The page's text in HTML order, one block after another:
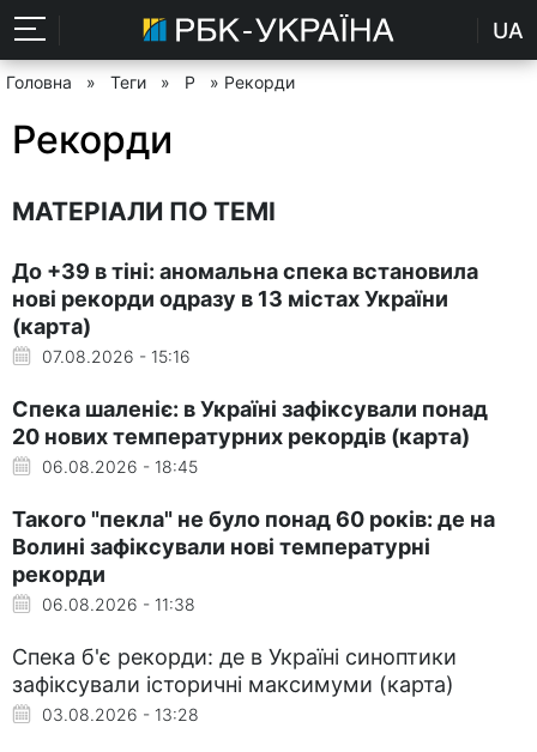
UA
Головна » Теги » Р » Рекорди
Рекорди
МАТЕРІАЛИ ПО ТЕМІ
До +39 в тіні: аномальна спека встановила
нові рекорди одразу в 13 містах України
(карта)
07.08.2026 - 15:16
Спека шаленіє: в Україні зафіксували понад
20 нових температурних рекордів (карта)
06.08.2026 - 18:45
Такого "пекла" не було понад 60 років: де на
Волині зафіксували нові температурні
рекорди
06.08.2026 - 11:38
Спека б'є рекорди: де в Україні синоптики
зафіксували історичні максимуми (карта)
03.08.2026 - 13:28